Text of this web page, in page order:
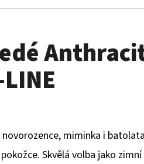
miminka i
Skvělá volba jako